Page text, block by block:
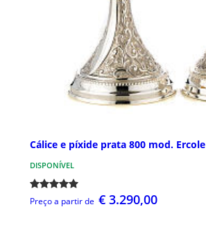
Cálice e píxide prata 800 mod. Ercole
DISPONÍVEL
Preço a partir de € 3.290,00